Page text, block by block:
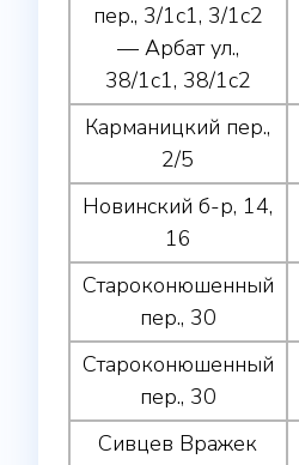
пер., 3/1с1, 3/1с2
— Арбат ул.,
38/1с1, 38/1с2
Карманицкий пер.,
2/5
Новинский б-р, 14,
16
Староконюшенный
пер., 30
Староконюшенный
пер., 30
Сивцев Вражек